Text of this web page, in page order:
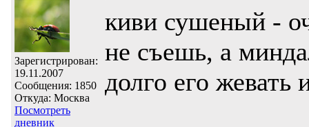
Зарегистрирован:
19.11.2007
Сообщения: 1850
Откуда: Москва
Посмотреть
дневник
киви сушеный -
не съешь, а
долго его